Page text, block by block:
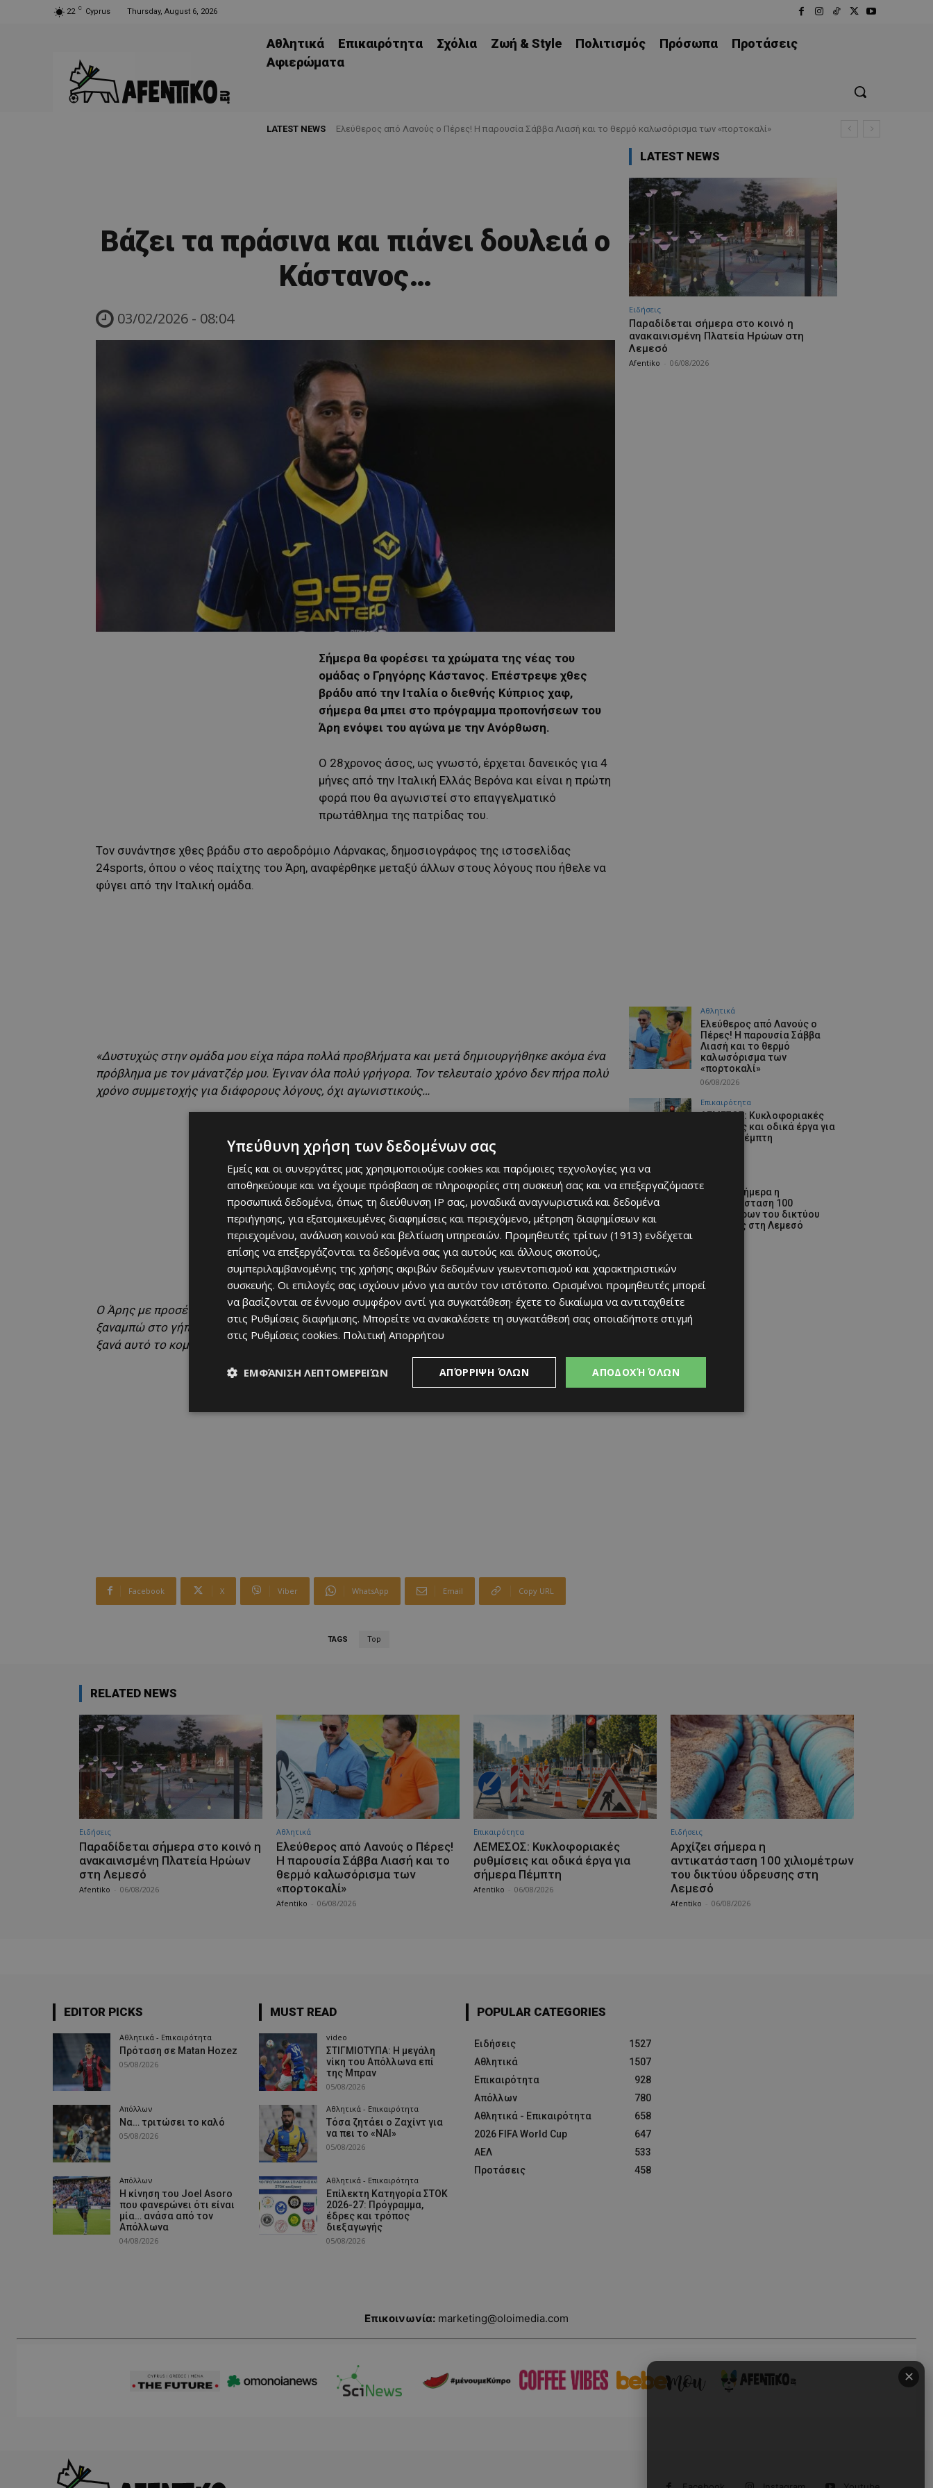
22 C Cyprus Thursday, August 6, 2026
Αθλητικά Επικαιρότητα Σχόλια Ζωή & Style Πολιτισμός Πρόσωπα
Προτάσεις
Aφιερώματα
LATEST NEWS Ελεύθερος από Λανούς ο Πέρες! Η παρουσία Σάββα Λιασή και το θερμό καλωσόρισμα των «πορτοκαλί»
Βάζει τα πράσινα και πιάνει δουλειά ο
Κάστανος…
03/02/2026 - 08:04
Σήμερα θα φορέσει τα χρώματα της νέας του
ομάδας ο Γρηγόρης Κάστανος. Επέστρεψε χθες
βράδυ από την Ιταλία ο διεθνής Κύπριος χαφ,
σήμερα θα μπει στο πρόγραμμα προπονήσεων του
Άρη ενόψει του αγώνα με την Ανόρθωση.
Ο 28χρονος άσος, ως γνωστό, έρχεται δανεικός για 4
μήνες από την Ιταλική Ελλάς Βερόνα και είναι η πρώτη
φορά που θα αγωνιστεί στο επαγγελματικό
πρωτάθλημα της πατρίδας του.
Τον συνάντησε χθες βράδυ στο αεροδρόμιο Λάρνακας, δημοσιογράφος της ιστοσελίδας
24sports, όπου ο νέος παίχτης του Άρη, αναφέρθηκε μεταξύ άλλων στους λόγους που ήθελε να
φύγει από την Ιταλική ομάδα.
«Δυστυχώς στην ομάδα μου είχα πάρα πολλά προβλήματα και μετά δημιουργήθηκε ακόμα ένα
πρόβλημα με τον μάνατζέρ μου. Έγιναν όλα πολύ γρήγορα. Τον τελευταίο χρόνο δεν πήρα πολύ
χρόνο συμμετοχής για διάφορους λόγους, όχι αγωνιστικούς…
Ο Άρης με προσέγγισε εδώ και πάρα πολλούς μήνες. Πιστεύω ότι είναι μια ευκαιρία να
ξαναμπώ στο γήπεδο, να παίξω παιχνίδια και να ξαναγίνω πρωταγωνιστής. Θέλω να νιώσω
ξανά αυτό το κομμάτι, να ξαναγίνω ποδοσφαιριστής».
Facebook X Viber WhatsApp Email Copy URL
TAGS Top
LATEST NEWS
Ειδήσεις
Παραδίδεται σήμερα στο κοινό η
ανακαινισμένη Πλατεία Ηρώων στη
Λεμεσό
Afentiko 06/08/2026
Αθλητικά
Ελεύθερος από Λανούς ο
Πέρες! Η παρουσία Σάββα
Λιασή και το θερμό
καλωσόρισμα των
«πορτοκαλί»
06/08/2026
Επικαιρότητα
ΛΕΜΕΣΟΣ: Κυκλοφοριακές
ρυθμίσεις και οδικά έργα για
σήμερα Πέμπτη
Αρχίζει σήμερα η
αντικατάσταση 100
χιλιομέτρων του δικτύου
ύδρευσης στη Λεμεσό
RELATED NEWS
Ειδήσεις
Παραδίδεται σήμερα στο κοινό η
ανακαινισμένη Πλατεία Ηρώων
στη Λεμεσό
Afentiko 06/08/2026
Αθλητικά
Ελεύθερος από Λανούς ο Πέρες!
Η παρουσία Σάββα Λιασή και το
θερμό καλωσόρισμα των
«πορτοκαλί»
Afentiko 06/08/2026
Επικαιρότητα
ΛΕΜΕΣΟΣ: Κυκλοφοριακές
ρυθμίσεις και οδικά έργα για
σήμερα Πέμπτη
Afentiko 06/08/2026
Ειδήσεις
Αρχίζει σήμερα η
αντικατάσταση 100 χιλιομέτρων
του δικτύου ύδρευσης στη
Λεμεσό
Afentiko 06/08/2026
EDITOR PICKS
Αθλητικά - Επικαιρότητα
Πρόταση σε Matan Hozez
05/08/2026
Απόλλων
Να… τριτώσει το καλό
05/08/2026
Απόλλων
Η κίνηση του Joel Asoro
που φανερώνει ότι είναι
μία… ανάσα από τον
Απόλλωνα
04/08/2026
MUST READ
video
ΣΤΙΓΜΙΟΤΥΠΑ: Η μεγάλη
νίκη του Απόλλωνα επί
της Μπραν
05/08/2026
Αθλητικά - Επικαιρότητα
Τόσα ζητάει ο Ζαχίντ για
να πει το «ΝΑΙ»
05/08/2026
Αθλητικά - Επικαιρότητα
Επίλεκτη Κατηγορία ΣΤΟΚ
2026-27: Πρόγραμμα,
έδρες και τρόπος
διεξαγωγής
05/08/2026
POPULAR CATEGORIES
Ειδήσεις
1527
Αθλητικά
1507
Επικαιρότητα
928
Απόλλων
780
Αθλητικά - Επικαιρότητα
658
2026 FIFA World Cup
647
ΑΕΛ
533
Προτάσεις
458
Επικοινωνία: marketing@oloimedia.com
✕
Υπεύθυνη χρήση των δεδομένων σας
Εμείς και οι συνεργάτες μας χρησιμοποιούμε cookies και παρόμοιες τεχνολογίες για να
αποθηκεύουμε και να έχουμε πρόσβαση σε πληροφορίες στη συσκευή σας και να επεξεργαζόμαστε
προσωπικά δεδομένα, όπως τη διεύθυνση IP σας, μοναδικά αναγνωριστικά και δεδομένα
περιήγησης, για εξατομικευμένες διαφημίσεις και περιεχόμενο, μέτρηση διαφημίσεων και
περιεχομένου, ανάλυση κοινού και βελτίωση υπηρεσιών. Προμηθευτές τρίτων (1913) ενδέχεται
επίσης να επεξεργάζονται τα δεδομένα σας για αυτούς και άλλους σκοπούς,
συμπεριλαμβανομένης της χρήσης ακριβών δεδομένων γεωεντοπισμού και χαρακτηριστικών
συσκευής. Οι επιλογές σας ισχύουν μόνο για αυτόν τον ιστότοπο. Ορισμένοι προμηθευτές μπορεί
να βασίζονται σε έννομο συμφέρον αντί για συγκατάθεση· έχετε το δικαίωμα να αντιταχθείτε
στις Ρυθμίσεις διαφήμισης. Μπορείτε να ανακαλέσετε τη συγκατάθεσή σας οποιαδήποτε στιγμή
στις Ρυθμίσεις cookies. Πολιτική Απορρήτου
ΑΠΟΔΟΧΉ ΌΛΩΝ
ΑΠΌΡΡΙΨΗ ΌΛΩΝ
ΕΜΦΆΝΙΣΗ ΛΕΠΤΟΜΕΡΕΙΏΝ